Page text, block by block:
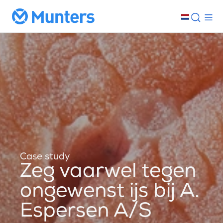
Case study
Zeg vaarwel tegen
ongewenst ijs bij A.
Espersen A/S